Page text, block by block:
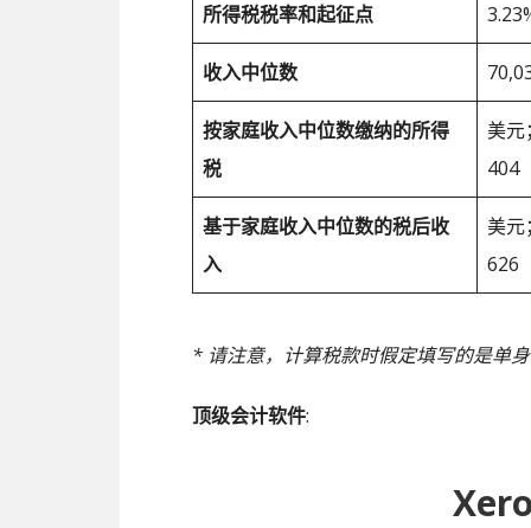
所得税税率和起征点
收入中位数
按家庭收入中位数缴纳的所得
税
美元
404
基于家庭收入中位数的税后收
入
美元
626
* 请注意，计算税款时假定填写的是单身
顶级会计软件:
Xero